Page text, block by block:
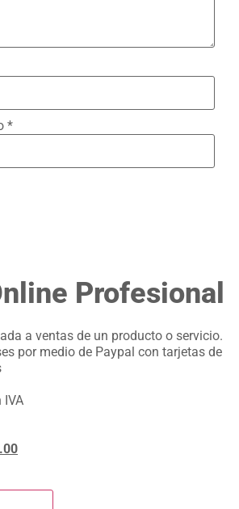
*
Profesional
a ventas de un producto o servicio.
por medio de Paypal con tarjetas de
IVA